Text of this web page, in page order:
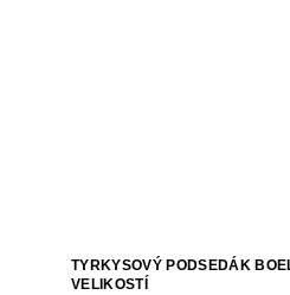
TYRKYSOVÝ PODSEDÁK
VELIKOSTÍ